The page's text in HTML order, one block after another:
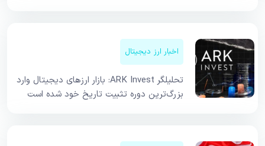
اخبار ارز دیجیتال
تحلیلگر ARK Invest: بازار ارزهای دیجیتال وارد
بزرگ‌ترین دوره تثبیت تاریخ خود شده است